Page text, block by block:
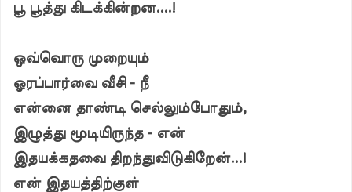
பூ பூத்து கிடக்கின்றன....!
ஒவ்வொரு முறையும்
ஓரப்பார்வை வீசி - நீ
என்னை தாண்டி செல்லும்போதும்,
இழுத்து மூடியிருந்த - என்
இதயக்கதவை திறந்துவிடுகிறேன்...!
என் இதயத்திற்குள்